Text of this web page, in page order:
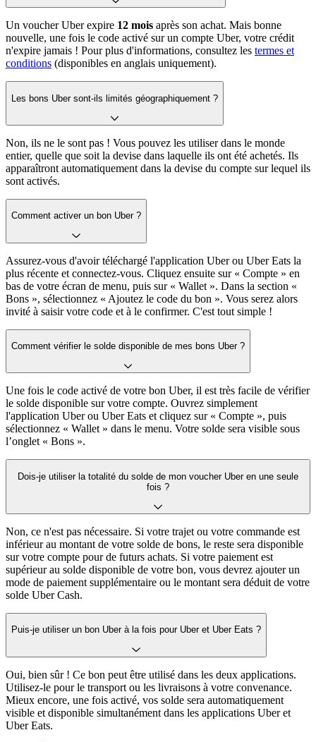
Un voucher Uber expire 12 mois après son achat. Mais bonne
nouvelle, une fois le code activé sur un compte Uber, votre crédit
n'expire jamais ! Pour plus d'informations, consultez les termes et
conditions (disponibles en anglais uniquement).
Les bons Uber sont-ils limités géographiquement ?
Non, ils ne le sont pas ! Vous pouvez les utiliser dans le monde
entier, quelle que soit la devise dans laquelle ils ont été achetés. Ils
apparaîtront automatiquement dans la devise du compte sur lequel ils
sont activés.
Comment activer un bon Uber ?
Assurez-vous d'avoir téléchargé l'application Uber ou Uber Eats la
plus récente et connectez-vous. Cliquez ensuite sur « Compte » en
bas de votre écran de menu, puis sur « Wallet ». Dans la section «
Bons », sélectionnez « Ajoutez le code du bon ». Vous serez alors
invité à saisir votre code et à le confirmer. C'est tout simple !
Comment vérifier le solde disponible de mes bons Uber ?
Une fois le code activé de votre bon Uber, il est très facile de vérifier
le solde disponible sur votre compte. Ouvrez simplement
l'application Uber ou Uber Eats et cliquez sur « Compte », puis
sélectionnez « Wallet » dans le menu. Votre solde sera visible sous
l’onglet « Bons ».
Dois-je utiliser la totalité du solde de mon voucher Uber en une seule
fois ?
Non, ce n'est pas nécessaire. Si votre trajet ou votre commande est
inférieur au montant de votre solde de bons, le reste sera disponible
sur votre compte pour de futurs achats. Si votre paiement est
supérieur au solde disponible de votre bon, vous devrez ajouter un
mode de paiement supplémentaire ou le montant sera déduit de votre
solde Uber Cash.
Puis-je utiliser un bon Uber à la fois pour Uber et Uber Eats ?
Oui, bien sûr ! Ce bon peut être utilisé dans les deux applications.
Utilisez-le pour le transport ou les livraisons à votre convenance.
Mieux encore, une fois activé, vos solde sera automatiquement
visible et disponible simultanément dans les applications Uber et
Uber Eats.